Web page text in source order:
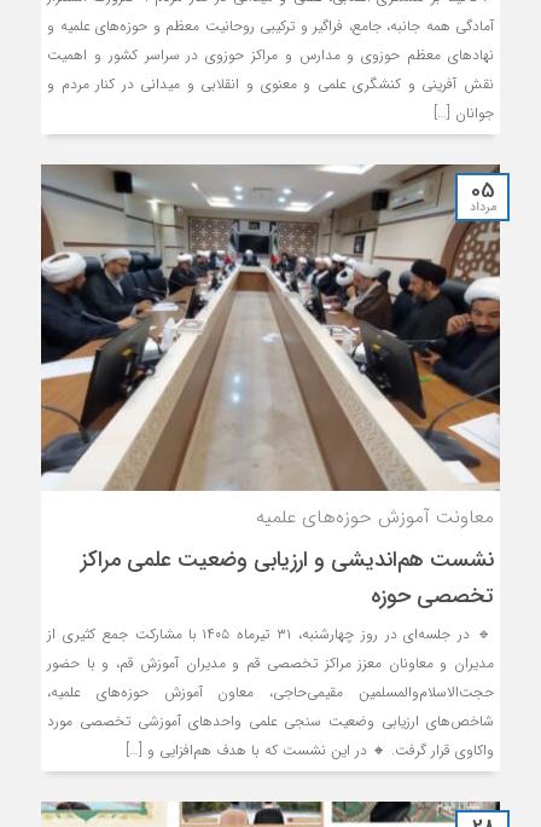
آمادگی همه جانبه، جامع، فراگیر و ترکیبی روحانیت معظم و حوزه‌های علمیه و
نهادهای معظم حوزوی و مدارس و مراکز حوزوی در سراسر کشور و اهمیت
نقش آفرینی و کنشگری علمی و معنوی و انقلابی و میدانی در کنار مردم و
جوانان […]
05
مرداد
معاونت آموزش حوزه‌های علمیه
نشست هم‌اندیشی و ارزیابی وضعیت علمی مراکز
تخصصی حوزه
🔹 در جلسه‌ای در روز چهارشنبه، ۳۱ تیرماه ۱۴۰۵ با مشارکت جمع کثیری از
مدیران و معاونان معزز مراکز تخصصی قم و مدیران آموزش قم، و با حضور
حجت‌الاسلام‌والمسلمین مقیمی‌حاجی، معاون آموزش حوزه‌های علمیه،
شاخص‌های ارزیابی وضعیت سنجی علمی واحدهای آموزشی تخصصی مورد
واکاوی قرار گرفت. 🔸 در این نشست که با هدف هم‌افزایی و […]